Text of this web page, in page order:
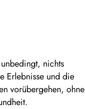
nichts
Erlebnisse und die
vorübergehen, ohne